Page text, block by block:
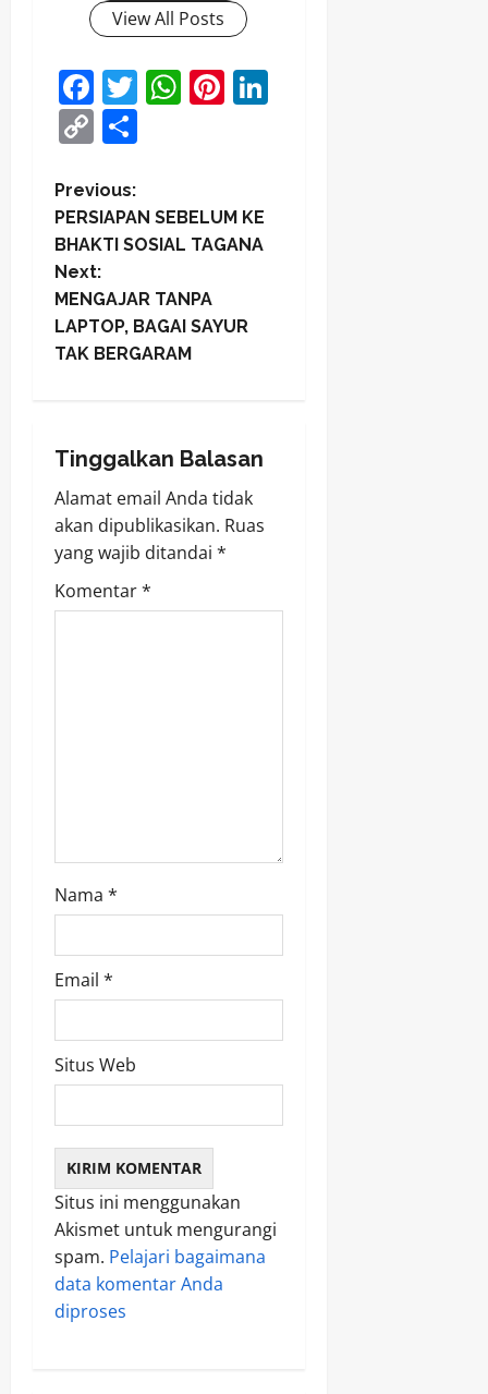
View All Posts
Facebook
Twitter
WhatsApp
Pinterest
Copy
P
o
s
t
v
i
g
a
Previous:
PERSIAPAN SEBELUM KE
BHAKTI SOSIAL TAGANA
Next:
MENGAJAR TANPA
LAPTOP, BAGAI SAYUR
TAK BERGARAM
Tinggalkan Balasan
Alamat email Anda tidak
akan dipublikasikan. Ruas
yang wajib ditandai *
Komentar*
Nama *
Email *
Situs Web
Situs ini menggunakan
Akismet untuk mengurangi
spam. Pelajari bagaimana
data komentar Anda
diproses